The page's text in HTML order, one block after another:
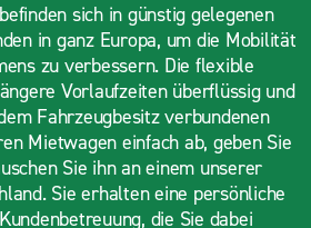
sich in günstig gelegenen
in ganz Europa, um die Mobilität
zu verbessern. Die flexible
Vorlaufzeiten überflüssig und
Fahrzeugbesitz verbundenen
Mietwagen einfach ab, geben Sie
Sie ihn an einem unserer
Sie erhalten eine persönliche
die Sie dabei